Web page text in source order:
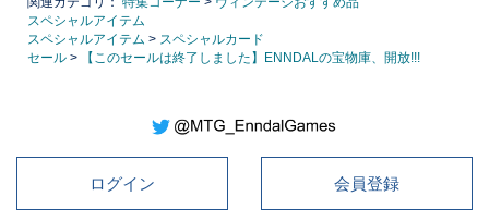
スペシャルアイテム
スペシャルアイテム > スペシャルカード
セール > 【このセールは終了しました】ENNDALの宝物庫、開放!!!
ログイン 会員登録